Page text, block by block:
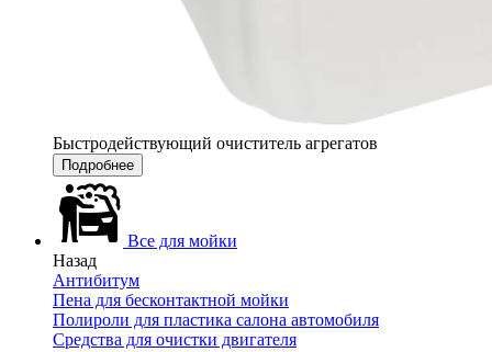
Быстродействующий очиститель агрегатов
Подробнее
Все для мойки
Назад
Антибитум
Пена для бесконтактной мойки
Полироли для пластика салона автомобиля
Средства для очистки двигателя